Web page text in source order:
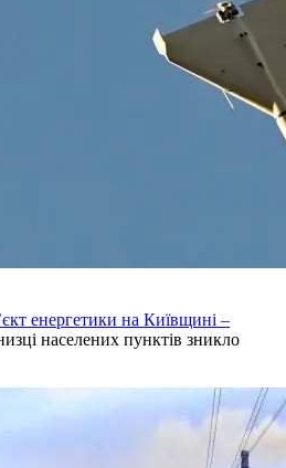
енергетики на Київщині –
населених пунктів зникло